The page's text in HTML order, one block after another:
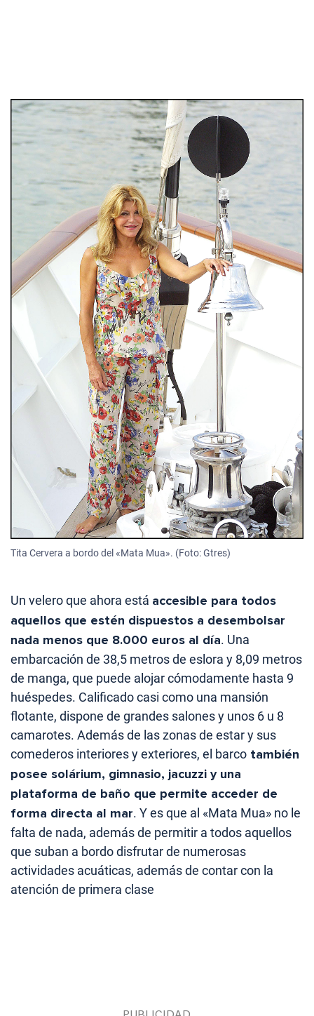
Tita Cervera a bordo del «Mata Mua». (Foto: Gtres)
Un velero que ahora está accesible para todos
aquellos que estén dispuestos a desembolsar
nada menos que 8.000 euros al día. Una
embarcación de 38,5 metros de eslora y 8,09 metros
de manga, que puede alojar cómodamente hasta 9
huéspedes. Calificado casi como una mansión
flotante, dispone de grandes salones y unos 6 u 8
camarotes. Además de las zonas de estar y sus
comederos interiores y exteriores, el barco también
posee solárium, gimnasio, jacuzzi y una
plataforma de baño que permite acceder de
forma directa al mar. Y es que al «Mata Mua» no le
falta de nada, además de permitir a todos aquellos
que suban a bordo disfrutar de numerosas
actividades acuáticas, además de contar con la
atención de primera clase